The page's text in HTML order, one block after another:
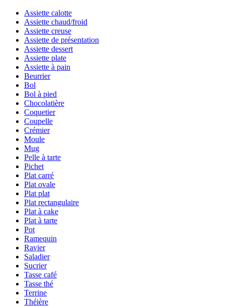
Assiette calotte
Assiette chaud/froid
Assiette creuse
Assiette de présentation
Assiette dessert
Assiette plate
Assiette à pain
Beurrier
Bol
Bol à pied
Chocolatière
Coquetier
Coupelle
Crémier
Moule
Mug
Pelle à tarte
Pichet
Plat carré
Plat ovale
Plat plat
Plat rectangulaire
Plat à cake
Plat à tarte
Pot
Ramequin
Ravier
Saladier
Sucrier
Tasse café
Tasse thé
Terrine
Théière